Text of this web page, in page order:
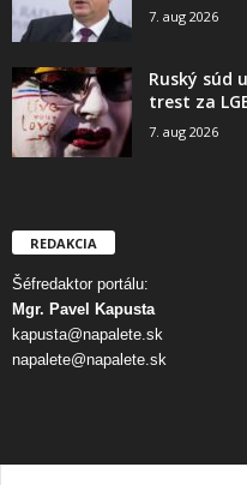
7. aug 2026
Ruský súd
trest za
7. aug 2026
REDAKCIA
Šéfredaktor portálu:
Mgr. Pavel Kapusta
kapusta@napalete.sk
napalete@napalete.sk